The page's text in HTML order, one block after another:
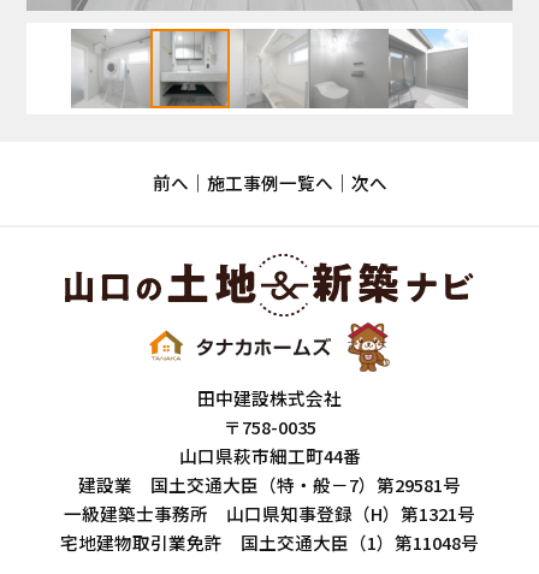
前へ 施工事例一覧へ 次へ
田中建設株式会社
〒758-0035
山口県萩市細工町44番
建設業 国土交通大臣（特・般－7）第29581号
一級建築士事務所 山口県知事登録（H）第1321号
宅地建物取引業免許 国土交通大臣（1）第11048号